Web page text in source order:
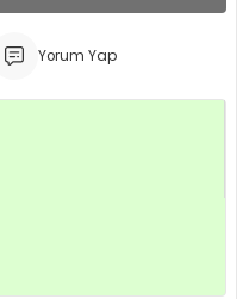
Yorum Yap